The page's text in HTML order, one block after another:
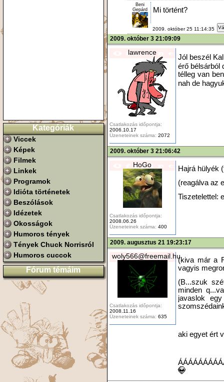
Kategóriák
Viccek
Képek
Filmek
Linkek
Programok
Idióta történetek
Beszólások
Idézetek
Okosságok
Humoros tények
Tények Chuck Norrisról
Humoros cuccok
Fórum témáim
Beni
Gepárd
Mi történt?
2009. október 25 11:14:35
2009. október 3 21:09:09
lawrence
Csatlakozás időpontja:
2006.10.17
Üzeneteinek száma: 2072
Jól beszél
érő bélsárból
télleg van
nah de
2009. október 3 21:06:42
HoGo
Csatlakozás időpontja:
2008.06.26
Üzeneteinek száma: 400
Hajrá hülyék
(reagálva az
Tiszetelettel:
2009. augusztus 21 19:23:17
woly566@freemail.hu
Csatlakozás időpontja:
2008.11.16
Üzeneteinek száma: 635
(kiva már a
vagyis
(B...szuk
minden
javaslok
aki egyet ért